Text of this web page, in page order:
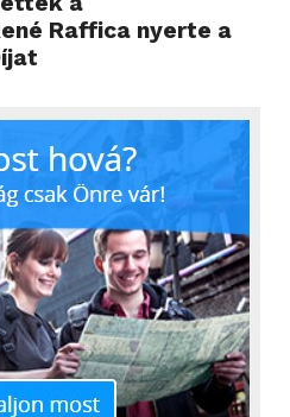
Raffica nyerte a